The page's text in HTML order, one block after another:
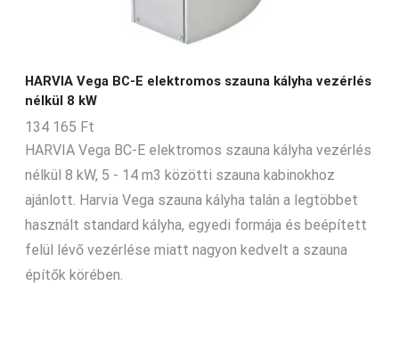
HARVIA Vega BC-E elektromos szauna kályha vezérlés
nélkül 8 kW
134 165 Ft
HARVIA Vega BC-E elektromos szauna kályha vezérlés
nélkül 8 kW, 5 - 14 m3 közötti szauna kabinokhoz
ajánlott. Harvia Vega szauna kályha talán a legtöbbet
használt standard kályha, egyedi formája és beépített
felül lévő vezérlése miatt nagyon kedvelt a szauna
építők körében.